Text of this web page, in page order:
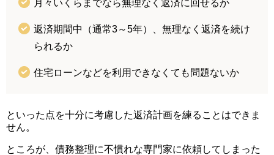
月々いくらまでなら無理なく返済に回せるか
返済期間中（通常3～5年）、無理なく返済を続け
られるか
住宅ローンなどを利用できなくても問題ないか
といった点を十分に考慮した返済計画を練ることはできま
せん。
ところが、債務整理に不慣れな専門家に依頼してしまった